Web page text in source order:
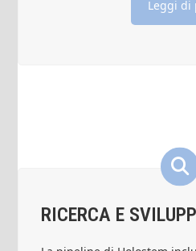
Leggi di
RICERCA E